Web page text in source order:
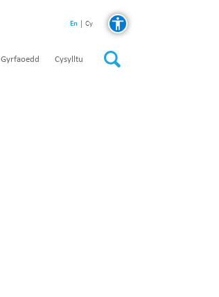
En Cy
Gyrfaoedd Cysylltu